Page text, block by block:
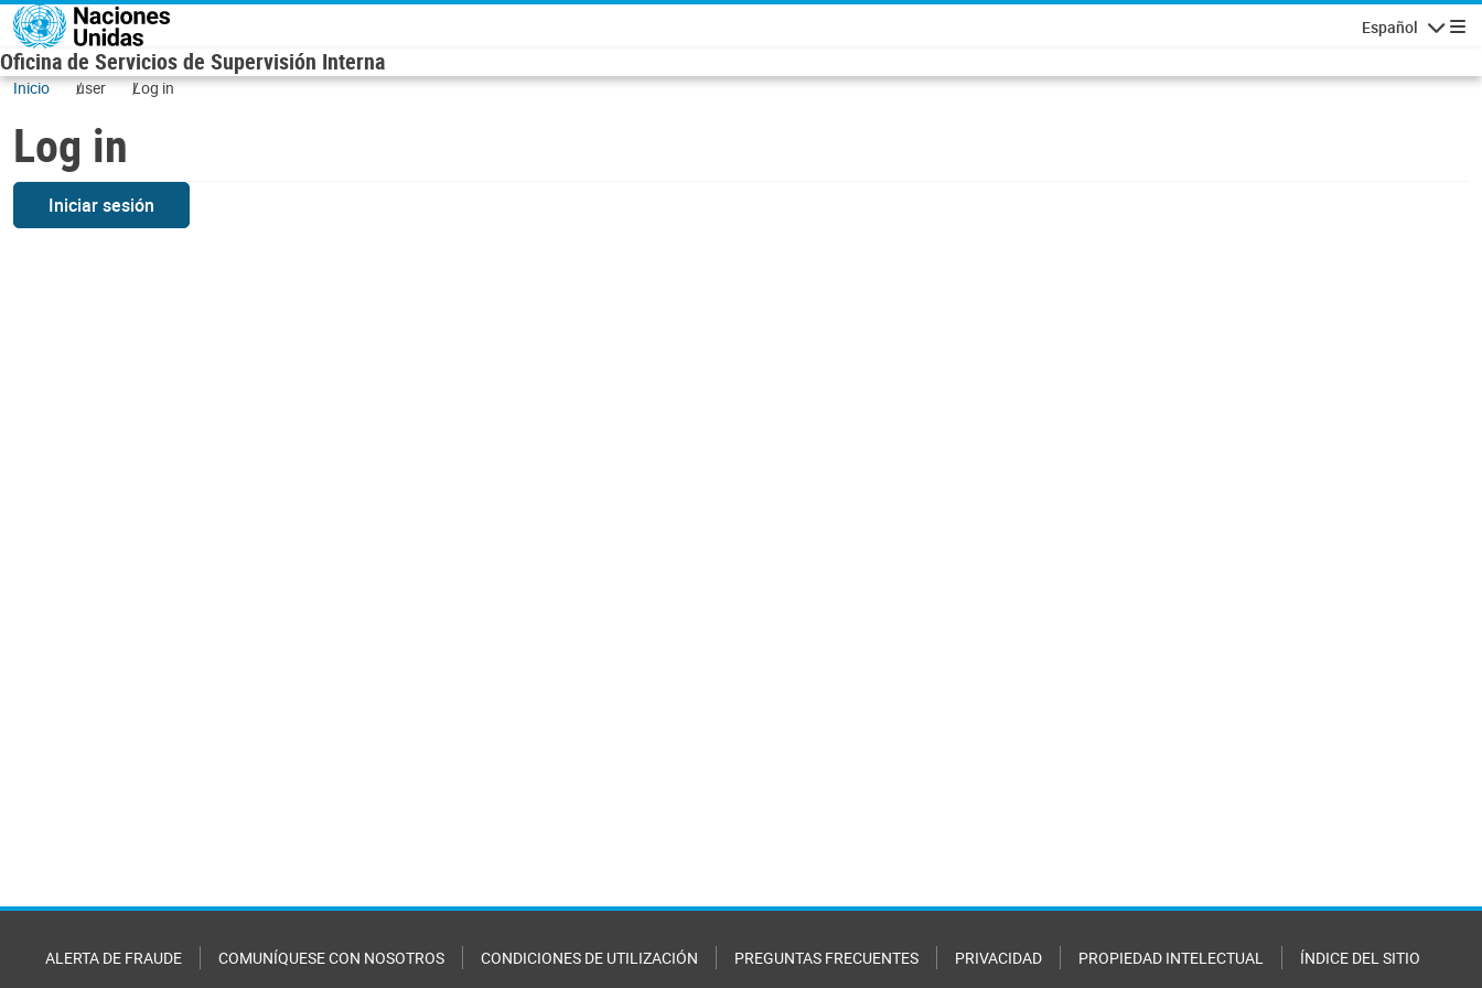
Skip to main content
Español
Oficina de Servicios de Supervisión Interna
Inicio user Log in
Log in
Iniciar sesión
ALERTA DE FRAUDE COMUNÍQUESE CON NOSOTROS CONDICIONES DE UTILIZACIÓN PREGUNTAS FRECUENTES PRIVACIDAD PROPIEDAD INTELECTUAL ÍNDICE DEL SITIO